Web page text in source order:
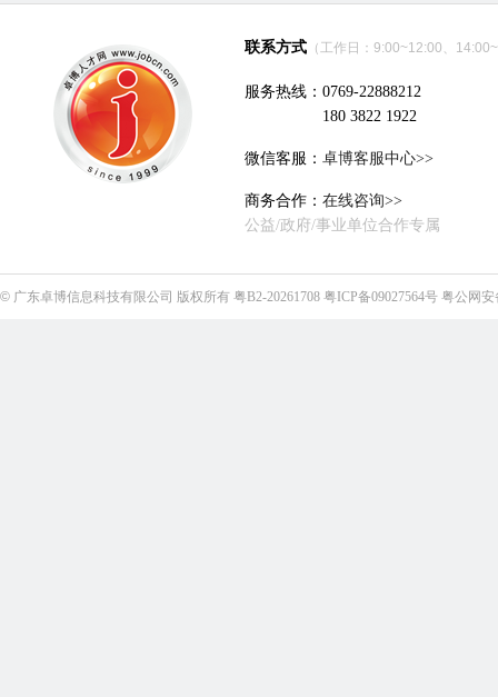
联系方式 （工作日：9:00~12:00、
服务热线：0769-22888212
180 3822 1922
微信客服： 卓博客服中心>>
商务合作： 在线咨询>>
公益/政府/事业单位合作专属
© 广东卓博信息科技有限公司 版权所有 粤B2-20261708 粤ICP备09027564号 粤公网安